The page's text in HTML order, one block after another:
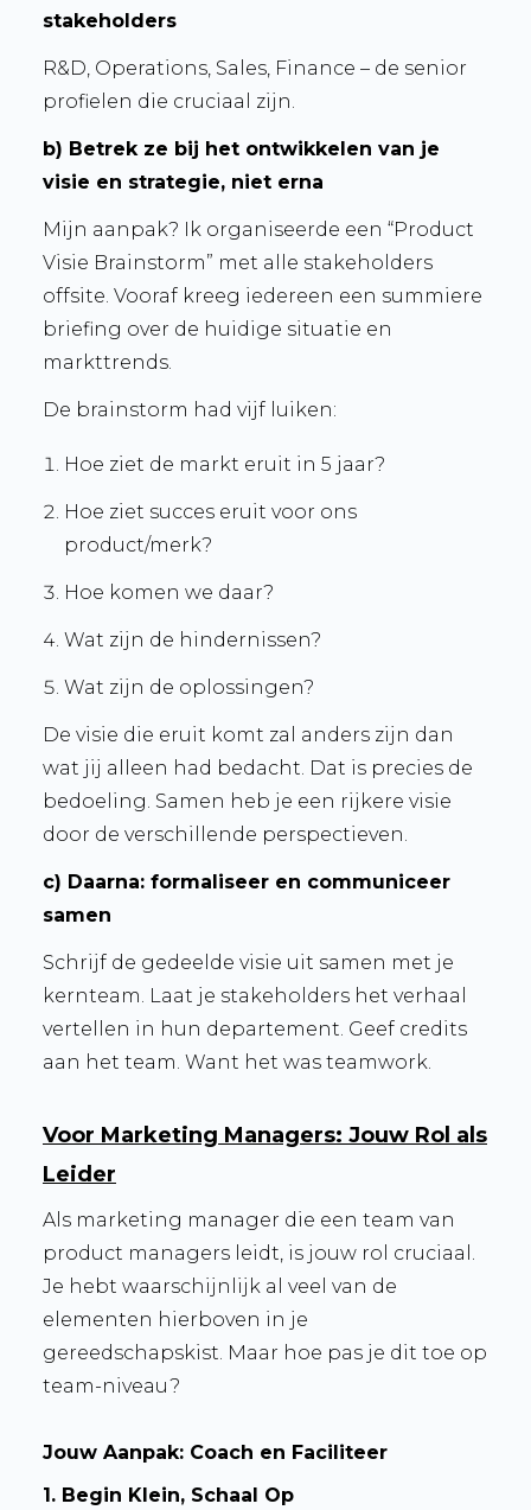
stakeholders
R&D, Operations, Sales, Finance – de senior
profielen die cruciaal zijn.
b) Betrek ze bij het ontwikkelen van je
visie en strategie, niet erna
Mijn aanpak? Ik organiseerde een “Product
Visie Brainstorm” met alle stakeholders
offsite. Vooraf kreeg iedereen een summiere
briefing over de huidige situatie en
markttrends.
De brainstorm had vijf luiken:
Hoe ziet de markt eruit in 5 jaar?
Hoe ziet succes eruit voor ons
product/merk?
Hoe komen we daar?
Wat zijn de hindernissen?
Wat zijn de oplossingen?
De visie die eruit komt zal anders zijn dan
wat jij alleen had bedacht. Dat is precies de
bedoeling. Samen heb je een rijkere visie
door de verschillende perspectieven.
c) Daarna: formaliseer en communiceer
samen
Schrijf de gedeelde visie uit samen met je
kernteam. Laat je stakeholders het verhaal
vertellen in hun departement. Geef credits
aan het team. Want het was teamwork.
Voor Marketing Managers: Jouw Rol als
Leider
Als marketing manager die een team van
product managers leidt, is jouw rol cruciaal.
Je hebt waarschijnlijk al veel van de
elementen hierboven in je
gereedschapskist. Maar hoe pas je dit toe op
team-niveau?
Jouw Aanpak: Coach en Faciliteer
1. Begin Klein, Schaal Op